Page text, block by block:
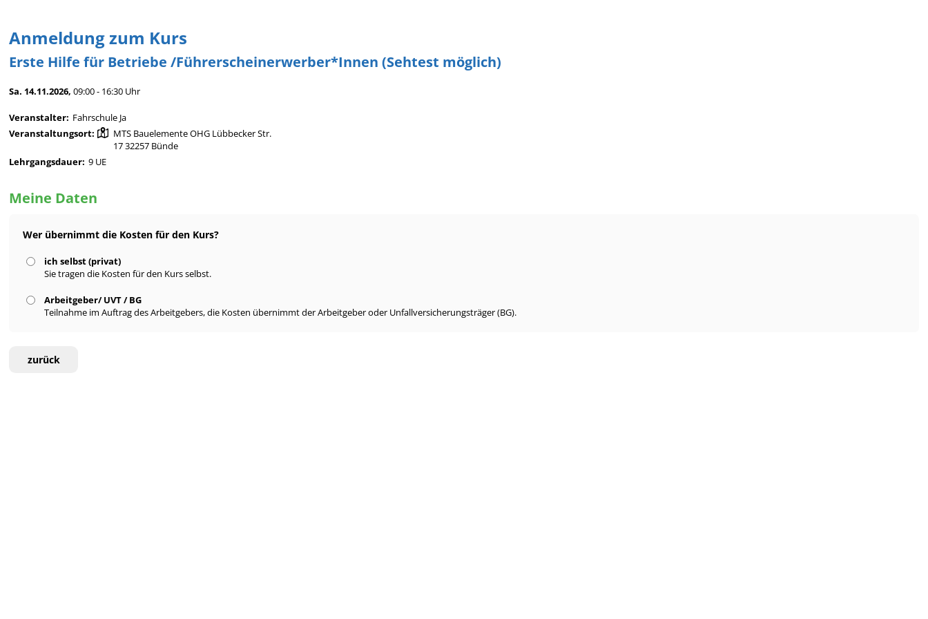
Anmeldung zum Kurs
Erste Hilfe für Betriebe /Führerscheinerwerber*Innen (Sehtest möglich)
Sa. 14.11.2026,09:00 - 16:30 Uhr
Veranstalter: Fahrschule Ja
Veranstaltungsort:
MTS Bauelemente OHG Lübbecker Str.
17 32257 Bünde
Lehrgangsdauer: 9 UE
Meine Daten
Wer übernimmt die Kosten für den Kurs?
ich selbst (privat)
Sie tragen die Kosten für den Kurs selbst.
Arbeitgeber/ UVT / BG
Teilnahme im Auftrag des Arbeitgebers, die Kosten übernimmt der Arbeitgeber oder Unfallversicherungsträger (BG).
zurück